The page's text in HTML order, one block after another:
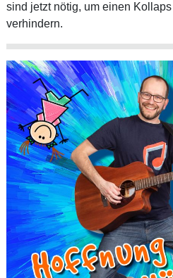
sind jetzt nötig, um einen
verhindern.